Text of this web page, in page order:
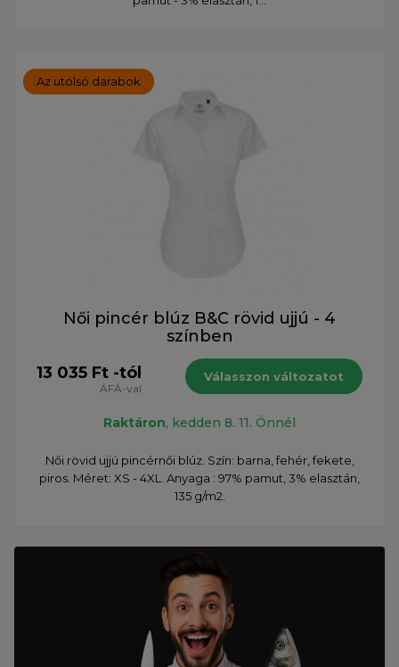
Az utolsó darabok
Női pincér blúz B&C rövid ujjú - 4
színben
13 035 Ft -tól
ÁFÁ-val
Válasszon változatot
Raktáron, kedden 8. 11. Önnél
Női rövid ujjú pincérnői blúz. Szín: barna, fehér, fekete,
piros. Méret: XS - 4XL. Anyaga : 97% pamut, 3% elasztán,
135 g/m2.